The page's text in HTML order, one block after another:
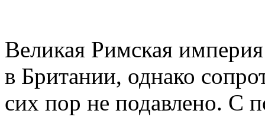
Великая Римская империя
в Британии, однако
сих пор не подавлено. С